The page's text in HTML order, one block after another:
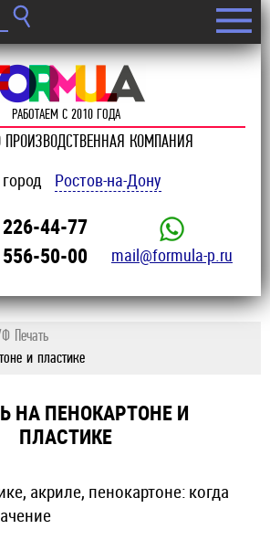
РАБОТАЕМ С 2010 ГОДА
ПРОИЗВОДСТВЕННАЯ КОМПАНИЯ
Ростов-на-Дону
44-77
50-00
mail@formula-p.ru
Печать
и пластике
НА ПЕНОКАРТОНЕ И
ПЛАСТИКЕ
акриле, пенокартоне: когда